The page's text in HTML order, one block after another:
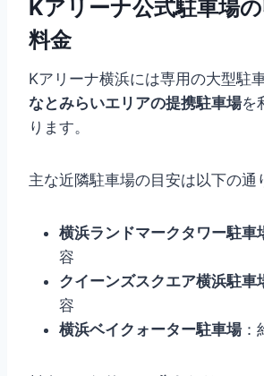
Kアリーナ公式駐車場
料金
Kアリーナ横浜には専用の大型駐
なとみらいエリアの提携駐車場を
ります。
主な近隣駐車場の目安は以下の通
横浜ランドマークタワー駐車
容
クイーンズスクエア横浜駐車
容
横浜ベイクォーター駐車場：